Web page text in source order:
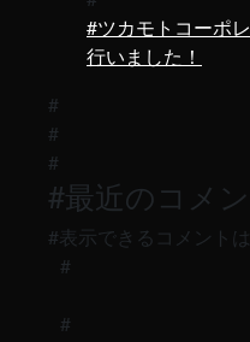
ツカモトコーポ
行いました！
最近のコメ
表示できるコメント